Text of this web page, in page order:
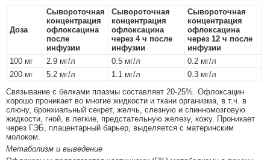
Доза
Сывороточная
концентрация
офлоксацина
после
инфузии
Сывороточная
концентрация
офлоксацина
через 4 ч после
инфузии
Сывороточная
концентрация
офлоксацина
через 12 ч после
инфузии
100 мг
2.9 мг/л 0.5 мг/л
0.2 мг/л
200 мг
5.2 мг/л 1.1 мг/л
0.3 мг/л
Связывание с белками плазмы составляет 20-25%. Офлоксацин
хорошо проникает во многие жидкости и ткани организма, в т.ч. в
слюну, бронхиальный секрет, желчь, слезную и спинномозговую
жидкости, гной, в легкие, предстательную железу, кожу. Проникает
через ГЭБ, плацентарный барьер, выделяется с материнским
молоком.
Метаболизм и выведение